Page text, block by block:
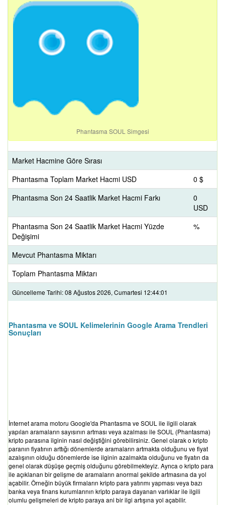
Phantasma SOUL Simgesi
Market Hacmine Göre Sırası
Phantasma Toplam Market Hacmi USD
0 $
Phantasma Son 24 Saatlik Market Hacmi Farkı
0
USD
Phantasma Son 24 Saatlik Market Hacmi Yüzde
Değişimi
%
Mevcut Phantasma Miktarı
Toplam Phantasma Miktarı
Güncelleme Tarihi: 08 Ağustos 2026, Cumartesi 12:44:01
Phantasma ve SOUL Kelimelerinin Google Arama Trendleri
Sonuçları
İnternet arama motoru Google'da Phantasma ve SOUL ile ilgili olarak
yapılan aramaların sayısının artması veya azalması ile SOUL (Phantasma)
kripto parasına ilginin nasıl değiştiğini görebilirsiniz. Genel olarak o kripto
paranın fiyatının arttığı dönemlerde aramaların artmakta olduğunu ve fiyat
azalışının olduğu dönemlerde ise ilginin azalmakta olduğunu ve fiyatın da
genel olarak düşüşe geçmiş olduğunu görebilmekteyiz. Ayrıca o kripto para
ile açıklanan bir gelişme de aramaların anormal şekilde artmasına da yol
açabilir. Örneğin büyük firmaların kripto para yatırımı yapması veya bazı
banka veya finans kurumlarının kripto paraya dayanan varlıklar ile ilgili
olumlu gelişmeleri de kripto paraya ani bir ilgi artışına yol açabilir.